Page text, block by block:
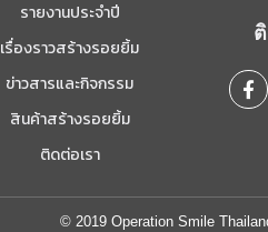
รายงานประจำปี
เรื่องราวสร้างรอยยิ้ม
ข่าวสารและกิจกรรม
สินค้าสร้างรอยยิ้ม
ติดต่อเรา
© 2019 Operation Smile